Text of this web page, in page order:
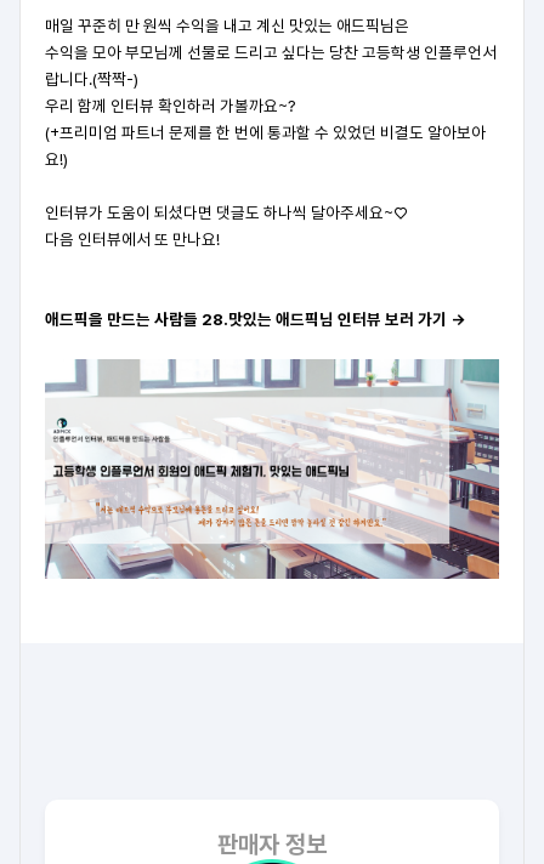
판매자 정보
매일 꾸준히 만 원씩 수익을 내고 계신 맛있는 애드픽님은
수익을 모아 부모님께 선물로 드리고 싶다는 당찬 고등학생 인플루언서
랍니다.(짝짝-)
우리 함께 인터뷰 확인하러 가볼까요~?
(+프리미엄 파트너 문제를 한 번에 통과할 수 있었던 비결도 알아보아
요!)
인터뷰가 도움이 되셨다면 댓글도 하나씩 달아주세요~♡
다음 인터뷰에서 또 만나요!
애드픽을 만드는 사람들 28.맛있는 애드픽님 인터뷰 보러 가기 →